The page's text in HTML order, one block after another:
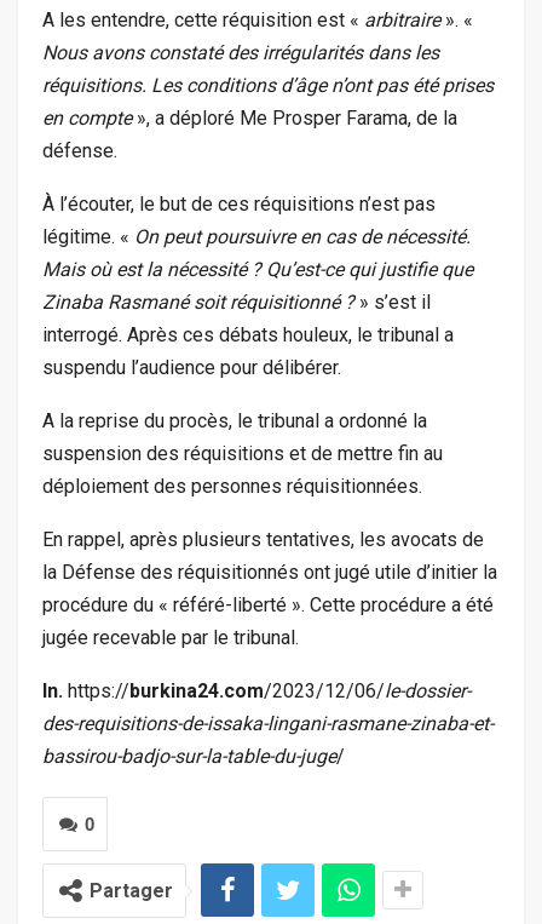
A les entendre, cette réquisition est « arbitraire». «
Nous avons constaté des irrégularités dans les
réquisitions. Les conditions d’âge n’ont pas été prises
en compte», a déploré Me Prosper Farama, de la
défense.
À l’écouter, le but de ces réquisitions n’est pas
légitime. « On peut poursuivre en cas de nécessité.
Mais où est la nécessité ? Qu’est-ce qui justifie que
Zinaba Rasmané soit réquisitionné ?» s’est il
interrogé. Après ces débats houleux, le tribunal a
suspendu l’audience pour délibérer.
A la reprise du procès, le tribunal a ordonné la
suspension des réquisitions et de mettre fin au
déploiement des personnes réquisitionnées.
En rappel, après plusieurs tentatives, les avocats de
la Défense des réquisitionnés ont jugé utile d’initier la
procédure du « référé-liberté ». Cette procédure a été
jugée recevable par le tribunal.
In. https://burkina24.com/2023/12/06/le-dossier-
des-requisitions-de-issaka-lingani-rasmane-zinaba-et-
bassirou-badjo-sur-la-table-du-juge/
0
Partager